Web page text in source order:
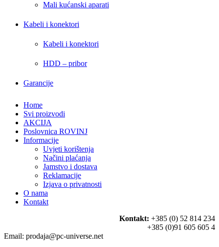
Mali kućanski aparati
Kabeli i konektori
Kabeli i konektori
HDD – pribor
Garancije
Home
Svi proizvodi
AKCIJA
Poslovnica ROVINJ
Informacije
Uvjeti korištenja
Načini plaćanja
Jamstvo i dostava
Reklamacije
Izjava o privatnosti
O nama
Kontakt
Kontakt: +385 (0) 52 814 234
+385 (0)91 605 605 4
Email: prodaja@pc-universe.net